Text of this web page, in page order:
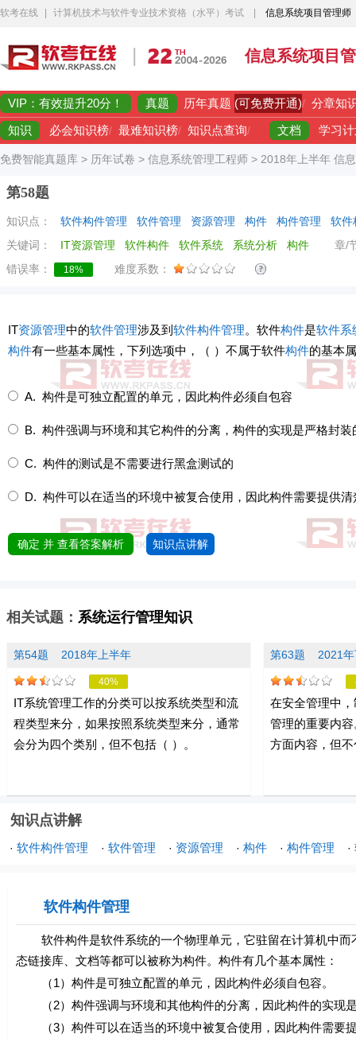
软考在线 计算机技术与软件专业技术资格（水平）考试 信息系统项目管理师
信息系统项目
VIP：有效提升20分！ 真题 历年真题 (可免费开通)/ 分章知
知识 必会知识榜/ 最难知识榜/ 知识点查询/ 文档 学习
免费智能真题库 > 历年试卷 > 信息系统管理工程师 > 2018年上半年 信
第58题
知识点： 软件构件管理 软件管理 资源管理 构件 构件管理
软件
关键词：
IT资源管理 软件构件 软件系统 系统分析 构件
章/
错误率：
18% 难度系数：
IT资源管理中的软件管理涉及到 软件构件管理。软件构件是软件系
构件有一些基本属性，下列选项中，（ ）不属于软件构件的基本
A. 构件是可独立配置的单元，因此构件必须自包容
B. 构件强调与环境和其它构件的分离，构件的实现是严格封装
C. 构件的测试是不需要进行黑盒测试的
D. 构件可以在适当的环境中被复合使用，因此构件需要提供
确定 并 查看答案解析 知识点讲解
相关试题： 系统运行管理知识
第54题 2018年上半年
40%
IT系统管理工作的分类可以按系统类型和流
程类型来分，如果按照系统类型来分，通常
会分为四个类别，但不包括（ ）。
第63题 2021
在安全管理中
管理的重要内
方面内容，但
知识点讲解
· 软件构件管理 · 软件管理 · 资源管理 · 构件 · 构件管理 ·
软件构件管理
软件构件是软件系统的一个物理单元，它驻留在计算机中而
态链接库、文档等都可以被称为构件。构件有几个基本属性：
（1）构件是可独立配置的单元，因此构件必须自包容。
（2）构件强调与环境和其他构件的分离，因此构件的实现
（3）构件可以在适当的环境中被复合使用，因此构件需要